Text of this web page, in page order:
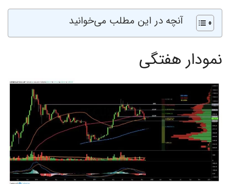
آنچه در این مطلب می‌خوانید
نمودار هفتگی